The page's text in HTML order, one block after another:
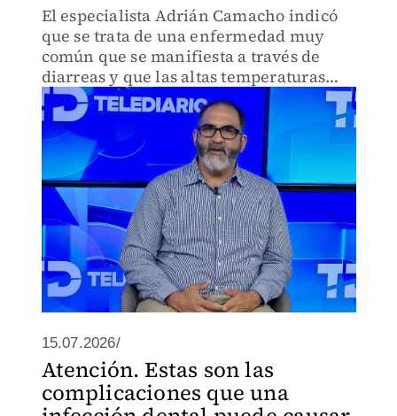
El especialista Adrián Camacho indicó
que se trata de una enfermedad muy
común que se manifiesta a través de
diarreas y que las altas temperaturas
hacen que se propague más.
15.07.2026/
Atención. Estas son las
complicaciones que una